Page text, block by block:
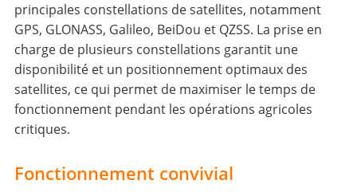
principales constellations de satellites, notamment
GPS, GLONASS, Galileo, BeiDou et QZSS. La prise en
charge de plusieurs constellations garantit une
disponibilité et un positionnement optimaux des
satellites, ce qui permet de maximiser le temps de
fonctionnement pendant les opérations agricoles
critiques.
Fonctionnement convivial